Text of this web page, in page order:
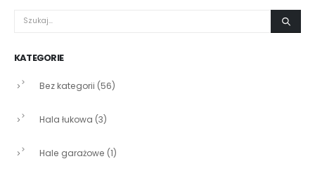
KATEGORIE
Bez kategorii (56)
Hala łukowa (3)
Hale garażowe (1)